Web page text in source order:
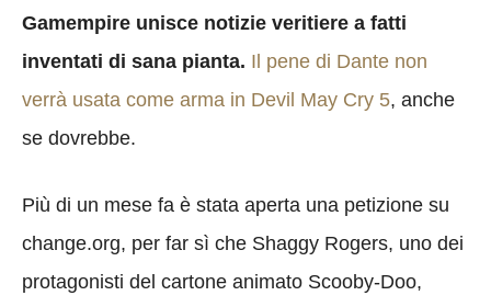
Gamempire unisce notizie veritiere a fatti
inventati di sana pianta. Il pene di Dante non
verrà usata come arma in Devil May Cry 5, anche
se dovrebbe.
Più di un mese fa è stata aperta una petizione su
change.org, per far sì che Shaggy Rogers, uno dei
protagonisti del cartone animato Scooby-Doo,